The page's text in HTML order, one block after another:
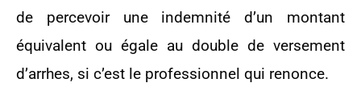
de percevoir une indemnité d’un montant
équivalent ou égale au double de versement
d’arrhes, si c’est le professionnel qui renonce.